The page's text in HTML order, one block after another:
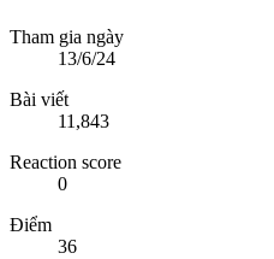
Tham gia ngày
13/6/24
Bài viết
11,843
Reaction score
0
Điểm
36